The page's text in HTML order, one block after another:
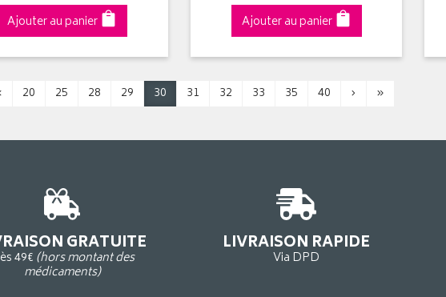
Ajouter au panier Ajouter au panier
20 25 28 29 30 31 32 33 35 40 › »
GRATUITE
49€ (hors montant des
médicaments)
LIVRAISON RAPIDE
Via DPD